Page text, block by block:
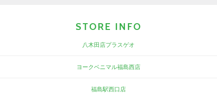
STORE INFO
八木田店プラスゲオ
ヨークベニマル福島西店
福島駅西口店